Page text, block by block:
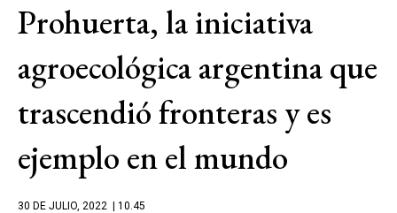
Prohuerta, la iniciativa
agroecológica argentina que
trascendió fronteras y es
ejemplo en el mundo
30 DE JULIO, 2022 | 10.45